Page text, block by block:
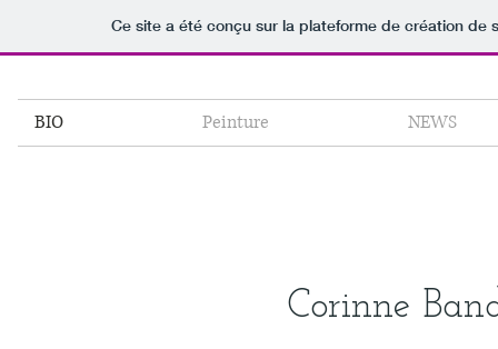
Ce site a été conçu sur la plateforme de création de
BIO Peinture NEWS
Corinne